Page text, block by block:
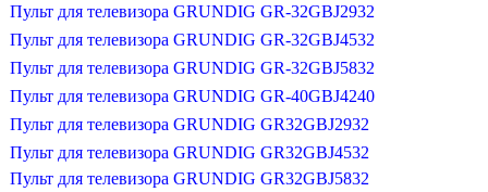
Пульт для телевизора GRUNDIG GR-32GBJ2932
Пульт для телевизора GRUNDIG GR-32GBJ4532
Пульт для телевизора GRUNDIG GR-32GBJ5832
Пульт для телевизора GRUNDIG GR-40GBJ4240
Пульт для телевизора GRUNDIG GR32GBJ2932
Пульт для телевизора GRUNDIG GR32GBJ4532
Пульт для телевизора GRUNDIG GR32GBJ5832